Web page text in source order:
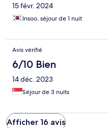
15 févr. 2024
Insoo, séjour de 1 nuit
Avis vérifié
6/10 Bien
14 déc. 2023
Séjour de 3 nuits
Afficher 16 avis